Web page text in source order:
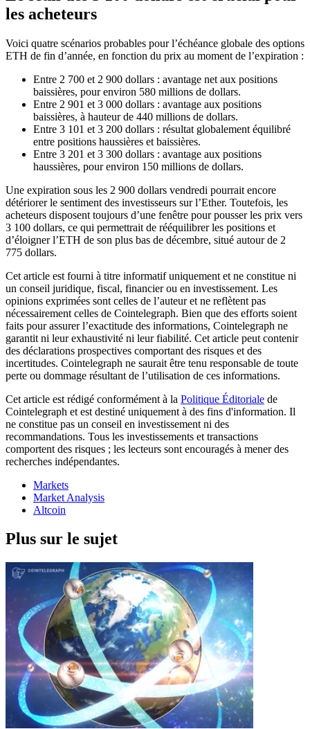
les acheteurs
Voici quatre scénarios probables pour l’échéance globale des options
ETH de fin d’année, en fonction du prix au moment de l’expiration :
Entre 2 700 et 2 900 dollars : avantage net aux positions
baissières, pour environ 580 millions de dollars.
Entre 2 901 et 3 000 dollars : avantage aux positions
baissières, à hauteur de 440 millions de dollars.
Entre 3 101 et 3 200 dollars : résultat globalement équilibré
entre positions haussières et baissières.
Entre 3 201 et 3 300 dollars : avantage aux positions
haussières, pour environ 150 millions de dollars.
Une expiration sous les 2 900 dollars vendredi pourrait encore
détériorer le sentiment des investisseurs sur l’Ether. Toutefois, les
acheteurs disposent toujours d’une fenêtre pour pousser les prix vers
3 100 dollars, ce qui permettrait de rééquilibrer les positions et
d’éloigner l’ETH de son plus bas de décembre, situé autour de 2
775 dollars.
Cet article est fourni à titre informatif uniquement et ne constitue ni
un conseil juridique, fiscal, financier ou en investissement. Les
opinions exprimées sont celles de l’auteur et ne reflètent pas
nécessairement celles de Cointelegraph. Bien que des efforts soient
faits pour assurer l’exactitude des informations, Cointelegraph ne
garantit ni leur exhaustivité ni leur fiabilité. Cet article peut contenir
des déclarations prospectives comportant des risques et des
incertitudes. Cointelegraph ne saurait être tenu responsable de toute
perte ou dommage résultant de l’utilisation de ces informations.
Cet article est rédigé conformément à la Politique Éditoriale de
Cointelegraph et est destiné uniquement à des fins d'information. Il
ne constitue pas un conseil en investissement ni des
recommandations. Tous les investissements et transactions
comportent des risques ; les lecteurs sont encouragés à mener des
recherches indépendantes.
Markets
Market Analysis
Altcoin
Plus sur le sujet